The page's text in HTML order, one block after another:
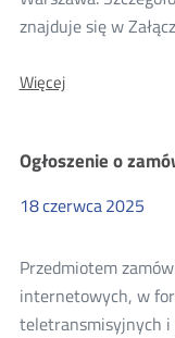
znajduje się w
WięcejO:
nr
Ogłoszenie o
18czerwca2025
Przedmiotem
internetowych, w
teletransmisyjnych